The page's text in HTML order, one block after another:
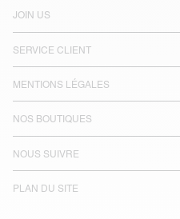
JOIN US
SERVICE CLIENT
MENTIONS LÉGALES
NOS BOUTIQUES
NOUS SUIVRE
PLAN DU SITE